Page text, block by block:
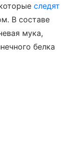
следят
В составе
мука,
белка